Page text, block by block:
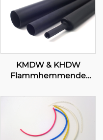
KMDW & KHDW
Flammhemmende
Polyolefin-
Schlauchleitung mit
Klebeschicht